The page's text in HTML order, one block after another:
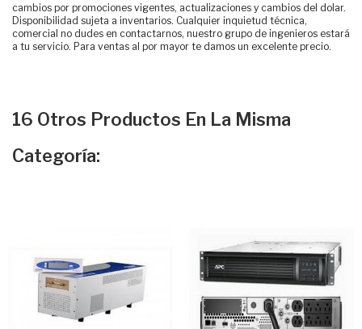
cambios por promociones vigentes, actualizaciones y cambios del dolar.
Disponibilidad sujeta a inventarios. Cualquier inquietud técnica,
comercial no dudes en contactarnos, nuestro grupo de ingenieros estará
a tu servicio. Para ventas al por mayor te damos un excelente precio.
16 Otros Productos En La Misma
Categoría: